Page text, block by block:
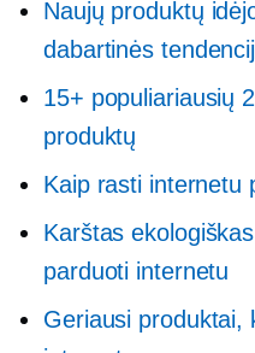
Naujų produktų
dabartinės
15+ populiariausių
produktų
Kaip rasti internetu
Karštas
parduoti internetu
Geriausi produktai,